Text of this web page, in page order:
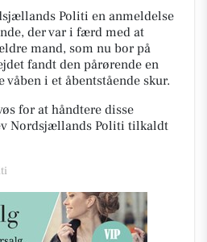
Politi en anmeldelse
der var i færd med at
mand, som nu bor på
fandt den pårørende en
i et åbentstående skur.
for at håndtere disse
Nordsjællands Politi tilkaldt